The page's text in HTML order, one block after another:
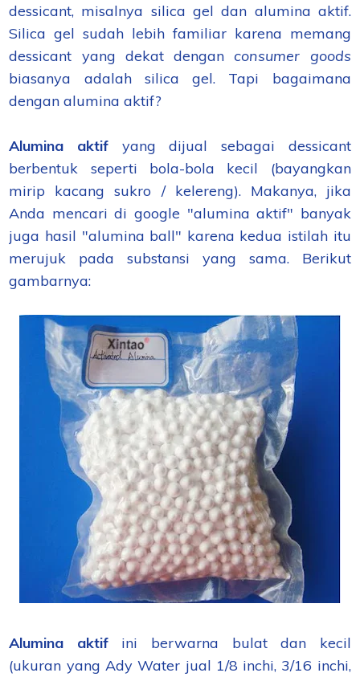
dessicant, misalnya silica gel dan alumina aktif.
Silica gel sudah lebih familiar karena memang
dessicant yang dekat denganconsumer goods
biasanya adalah silica gel. Tapi bagaimana
dengan alumina aktif?
Alumina aktifyang dijual sebagai dessicant
berbentuk seperti bola-bola kecil (bayangkan
mirip kacang sukro / kelereng). Makanya, jika
Anda mencari di google "alumina aktif" banyak
juga hasil "alumina ball" karena kedua istilah itu
merujuk pada substansi yang sama. Berikut
gambarnya:
Alumina aktifini berwarna bulat dan kecil
(ukuran yang Ady Water jual 1/8 inchi, 3/16 inchi,